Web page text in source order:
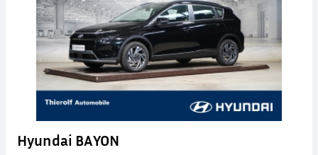
Hyundai BAYON